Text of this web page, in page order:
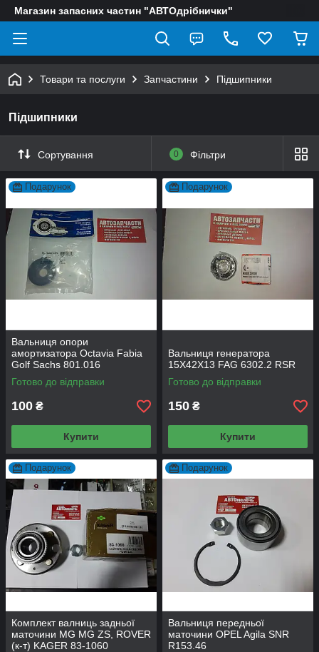
Магазин запасних частин "АВТОдрібнички"
Товари та послуги Запчастини Підшипники
Підшипники
Сортування 0 Фільтри
Подарунок
Вальниця опори
амортизатора Octaviа Fabia
Golf Sachs 801.016
Готово до відправки
100 ₴
Купити
Подарунок
Вальниця генератора
15X42X13 FAG 6302.2 RSR
Готово до відправки
150 ₴
Купити
Подарунок
Комплект валниць задньої
маточини MG MG ZS, ROVER
(к-т) KAGER 83-1060
Подарунок
Вальниця передньої
маточини OPEL Agila SNR
R153.46